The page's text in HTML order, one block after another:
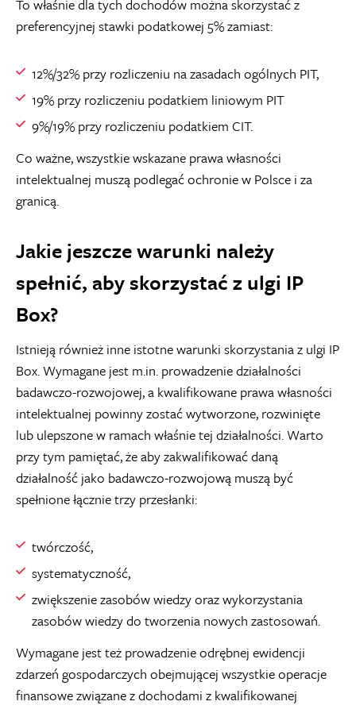
To właśnie dla tych dochodów można skorzystać z
preferencyjnej stawki podatkowej 5% zamiast:
12%/32% przy rozliczeniu na zasadach ogólnych PIT,
19% przy rozliczeniu podatkiem liniowym PIT
9%/19% przy rozliczeniu podatkiem CIT.
Co ważne, wszystkie wskazane prawa własności
intelektualnej muszą podlegać ochronie w Polsce i za
granicą.
Jakie jeszcze warunki należy
spełnić, aby skorzystać z ulgi IP
Box?
Istnieją również inne istotne warunki skorzystania z ulgi IP
Box. Wymagane jest m.in. prowadzenie działalności
badawczo-rozwojowej, a kwalifikowane prawa własności
intelektualnej powinny zostać wytworzone, rozwinięte
lub ulepszone w ramach właśnie tej działalności. Warto
przy tym pamiętać, że aby zakwalifikować daną
działalność jako badawczo-rozwojową muszą być
spełnione łącznie trzy przesłanki:
twórczość,
systematyczność,
zwiększenie zasobów wiedzy oraz wykorzystania
zasobów wiedzy do tworzenia nowych zastosowań.
Wymagane jest też prowadzenie odrębnej ewidencji
zdarzeń gospodarczych obejmującej wszystkie operacje
finansowe związane z dochodami z kwalifikowanej